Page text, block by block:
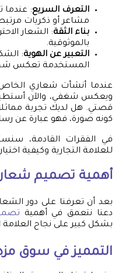
التعرف السريع: عندما
مشاعر أو ذكريات
بناء الثقة: الشعار
بالموثوقية.
التعبير عن الهوية:
المستخدمة تعكس
عندما أنشأت شعاري
ويعكس شغفي، والآن
قصتي. هل لديك تجربة
كونه صورة، فهو عبارة عن
في الفقرات القادمة،
للعلامة التجارية وكيفية
أهمية تصميم
بعد أن تعرفنا على دور
دعنا نتعمق في أهمية
بشكل كبير على نجاح العلامة
التمميز في سوق